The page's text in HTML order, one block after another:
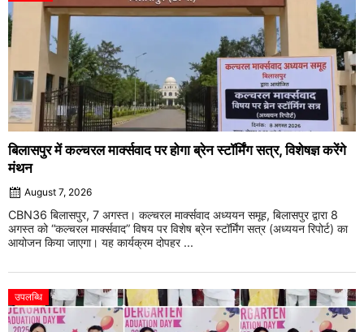
बिलासपुर में कल्चरल मार्क्सवाद पर होगा ब्रेन स्टॉर्मिंग सत्र, विशेषज्ञ करेंगे
मंथन
August 7, 2026
CBN36 बिलासपुर, 7 अगस्त। कल्चरल मार्क्सवाद अध्ययन समूह, बिलासपुर द्वारा 8
अगस्त को “कल्चरल मार्क्सवाद” विषय पर विशेष ब्रेन स्टॉर्मिंग सत्र (अध्ययन रिपोर्ट) का
आयोजन किया जाएगा। यह कार्यक्रम दोपहर ...
उपलब्धि